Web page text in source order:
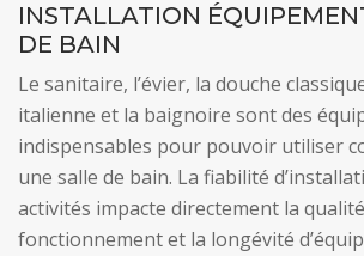
INSTALLATION
DE BAIN
Le sanitaire, l’évier, la douche
italienne et la baignoire sont des
indispensables pour pouvoir utiliser
une salle de bain. La fiabilité
activités impacte directement la
fonctionnement et la longévité